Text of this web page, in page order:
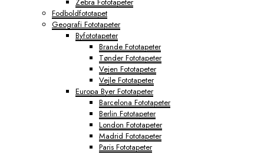
Fodboldfototapet
Geografi Fototapeter
Byfototapeter
Brande Fototapeter
Tønder Fototapeter
Vejen Fototapeter
Vejle Fototapeter
Europa Byer Fototapeter
Barcelona Fototapeter
Berlin Fototapeter
London Fototapeter
Madrid Fototapeter
Paris Fototapeter